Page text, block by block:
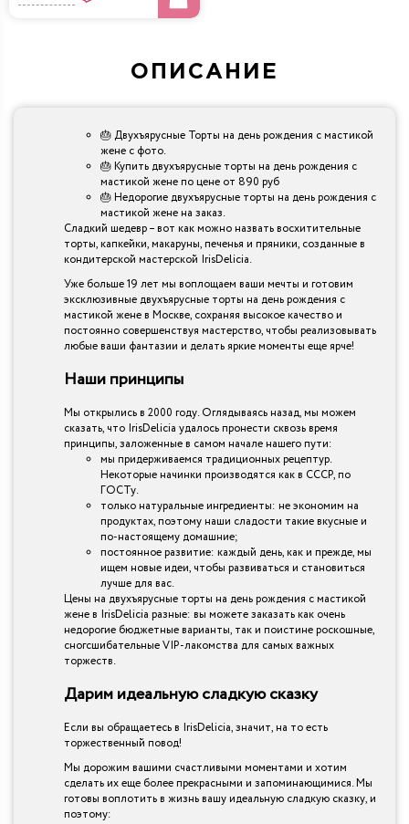
ОПИСАНИЕ
🎂 Двухъярусные Торты на день рождения с мастикой
жене с фото.
🎂 Купить двухъярусные торты на день рождения с
мастикой жене по цене от 890 руб
🎂 Недорогие двухъярусные торты на день рождения с
мастикой жене на заказ.
Сладкий шедевр – вот как можно назвать восхитительные
торты, капкейки, макаруны, печенья и пряники, созданные в
кондитерской мастерской IrisDelicia.
Уже больше 19 лет мы воплощаем ваши мечты и готовим
эксклюзивные двухъярусные торты на день рождения с
мастикой жене в Москве, сохраняя высокое качество и
постоянно совершенствуя мастерство, чтобы реализовывать
любые ваши фантазии и делать яркие моменты еще ярче!
Наши принципы
Мы открылись в 2000 году. Оглядываясь назад, мы можем
сказать, что IrisDelicia удалось пронести сквозь время
принципы, заложенные в самом начале нашего пути:
мы придерживаемся традиционных рецептур.
Некоторые начинки производятся как в СССР, по
ГОСТу.
только натуральные ингредиенты: не экономим на
продуктах, поэтому наши сладости такие вкусные и
по-настоящему домашние;
постоянное развитие: каждый день, как и прежде, мы
ищем новые идеи, чтобы развиваться и становиться
лучше для вас.
Цены на двухъярусные торты на день рождения с мастикой
жене в IrisDelicia разные: вы можете заказать как очень
недорогие бюджетные варианты, так и поистине роскошные,
сногсшибательные VIP-лакомства для самых важных
торжеств.
Дарим идеальную сладкую сказку
Если вы обращаетесь в IrisDelicia, значит, на то есть
торжественный повод!
Мы дорожим вашими счастливыми моментами и хотим
сделать их еще более прекрасными и запоминающимися. Мы
готовы воплотить в жизнь вашу идеальную сладкую сказку, и
поэтому: